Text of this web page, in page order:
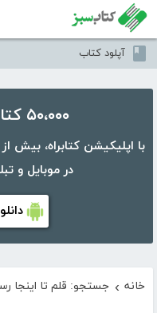
آپلود کتاب
۵۰،۰۰۰ کتاب در موبایل شما
در موبایل و
خانه › جستجو: قلم تا اینجا